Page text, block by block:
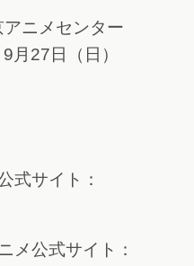
ニメセンター
月27日（日）
式サイト：
メ公式サイト：